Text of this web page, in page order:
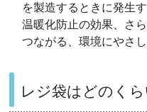
を製造するときに発生
温暖化防止の効果、さ
つながる、環境にやさ
レジ袋はどのく